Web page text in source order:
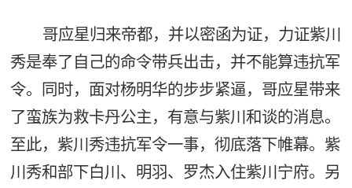
哥应星归来帝都，并以密函为证，力证紫川
秀是奉了自己的命令带兵出击，并不能算违抗军
令。同时，面对杨明华的步步紧逼，哥应星带来
了蛮族为救卡丹公主，有意与紫川和谈的消息。
至此，紫川秀违抗军令一事，彻底落下帷幕。紫
川秀和部下白川、明羽、罗杰入住紫川宁府。另